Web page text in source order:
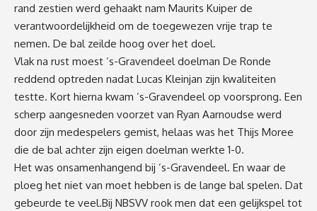
rand zestien werd gehaakt nam Maurits Kuiper de
verantwoordelijkheid om de toegewezen vrije trap te
nemen. De bal zeilde hoog over het doel.
Vlak na rust moest ’s-Gravendeel doelman De Ronde
reddend optreden nadat Lucas Kleinjan zijn kwaliteiten
testte. Kort hierna kwam ’s-Gravendeel op voorsprong. Een
scherp aangesneden voorzet van Ryan Aarnoudse werd
door zijn medespelers gemist, helaas was het Thijs Moree
die de bal achter zijn eigen doelman werkte 1-0.
Het was onsamenhangend bij ’s-Gravendeel. En waar de
ploeg het niet van moet hebben is de lange bal spelen. Dat
gebeurde te veel.Bij NBSVV rook men dat een gelijkspel tot